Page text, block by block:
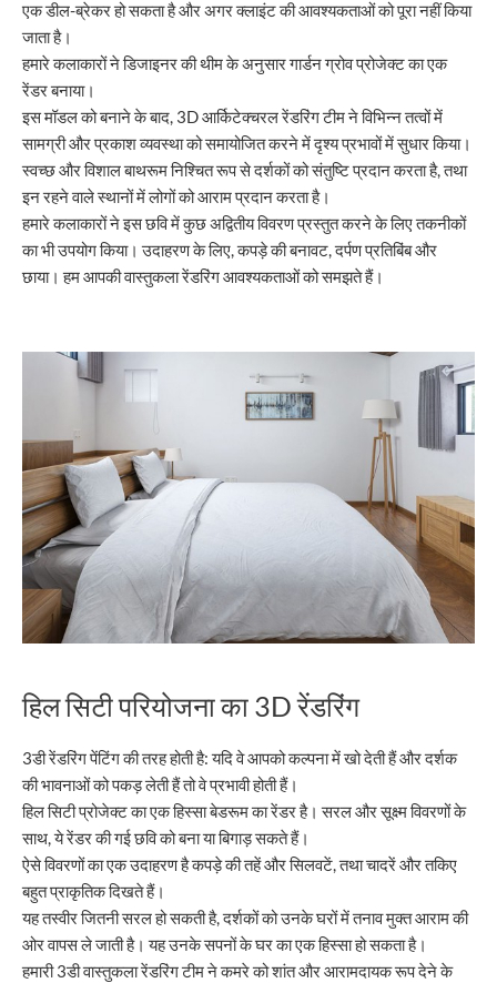
एक डील-ब्रेकर हो सकता है और अगर क्लाइंट की आवश्यकताओं को पूरा नहीं किया
जाता है।
हमारे कलाकारों ने डिजाइनर की थीम के अनुसार गार्डन ग्रोव प्रोजेक्ट का एक
रेंडर बनाया।
इस मॉडल को बनाने के बाद, 3D आर्किटेक्चरल रेंडरिंग टीम ने विभिन्न तत्वों में
सामग्री और प्रकाश व्यवस्था को समायोजित करने में दृश्य प्रभावों में सुधार किया।
स्वच्छ और विशाल बाथरूम निश्चित रूप से दर्शकों को संतुष्टि प्रदान करता है, तथा
इन रहने वाले स्थानों में लोगों को आराम प्रदान करता है।
हमारे कलाकारों ने इस छवि में कुछ अद्वितीय विवरण प्रस्तुत करने के लिए तकनीकों
का भी उपयोग किया। उदाहरण के लिए, कपड़े की बनावट, दर्पण प्रतिबिंब और
छाया। हम आपकी वास्तुकला रेंडरिंग आवश्यकताओं को समझते हैं।
हिल सिटी परियोजना का 3D रेंडरिंग
3डी रेंडरिंग पेंटिंग की तरह होती है: यदि वे आपको कल्पना में खो देती हैं और दर्शक
की भावनाओं को पकड़ लेती हैं तो वे प्रभावी होती हैं।
हिल सिटी प्रोजेक्ट का एक हिस्सा बेडरूम का रेंडर है। सरल और सूक्ष्म विवरणों के
साथ, ये रेंडर की गई छवि को बना या बिगाड़ सकते हैं।
ऐसे विवरणों का एक उदाहरण है कपड़े की तहें और सिलवटें, तथा चादरें और तकिए
बहुत प्राकृतिक दिखते हैं।
यह तस्वीर जितनी सरल हो सकती है, दर्शकों को उनके घरों में तनाव मुक्त आराम की
ओर वापस ले जाती है। यह उनके सपनों के घर का एक हिस्सा हो सकता है।
हमारी 3डी वास्तुकला रेंडरिंग टीम ने कमरे को शांत और आरामदायक रूप देने के